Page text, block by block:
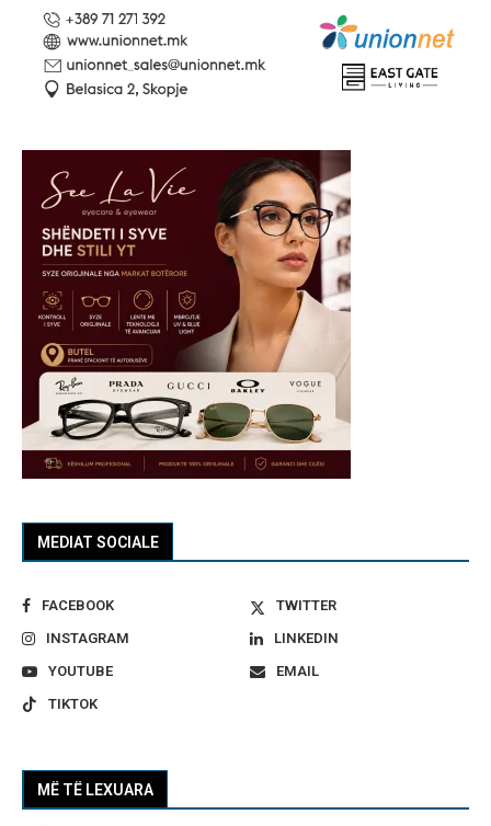
MEDIAT SOCIALE
FACEBOOK
TWITTER
INSTAGRAM
LINKEDIN
YOUTUBE
EMAIL
TIKTOK
MË TË LEXUARA